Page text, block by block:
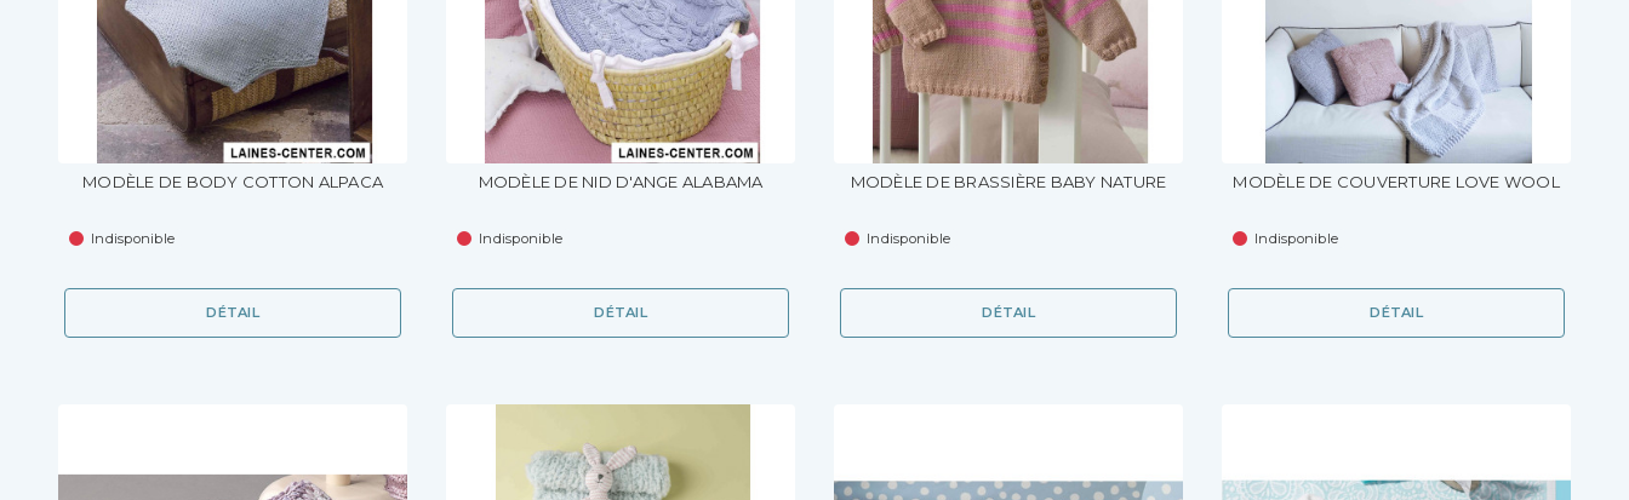
MODÈLE DE BODY COTTON ALPACA
Indisponible
DÉTAIL
MODÈLE DE NID D'ANGE ALABAMA
Indisponible
DÉTAIL
MODÈLE DE BRASSIÈRE BABY NATURE
Indisponible
DÉTAIL
MODÈLE DE COUVERTURE LOVE WOOL
Indisponible
DÉTAIL